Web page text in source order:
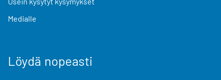
Medialle
Löydä nopeasti